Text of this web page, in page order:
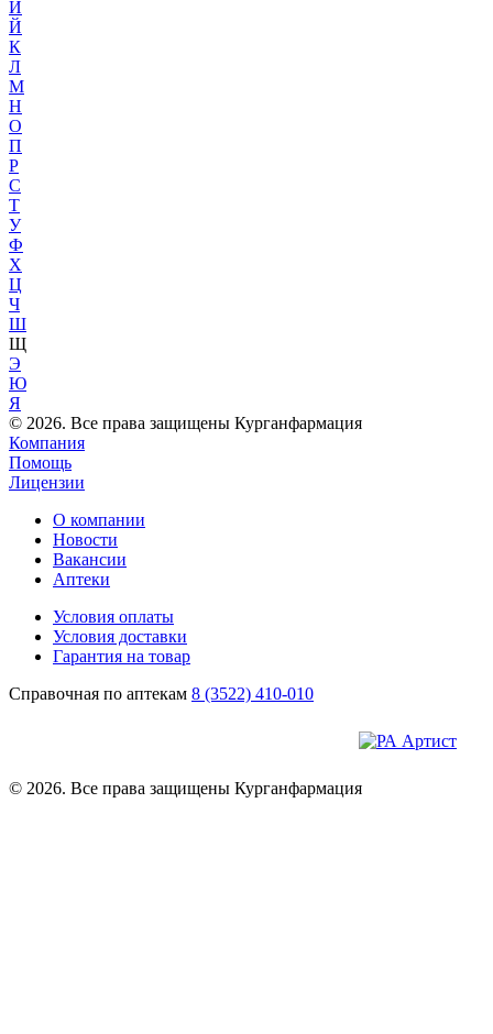
И
Й
К
Л
М
Н
О
П
Р
С
Т
У
Ф
Х
Ц
Ч
Ш
Щ
Э
Ю
Я
© 2026. Все права защищены Курганфармация
Компания
Помощь
Лицензии
О компании
Новости
Вакансии
Аптеки
Условия оплаты
Условия доставки
Гарантия на товар
Справочная по аптекам 8 (3522) 410-010
© 2026. Все права защищены Курганфармация